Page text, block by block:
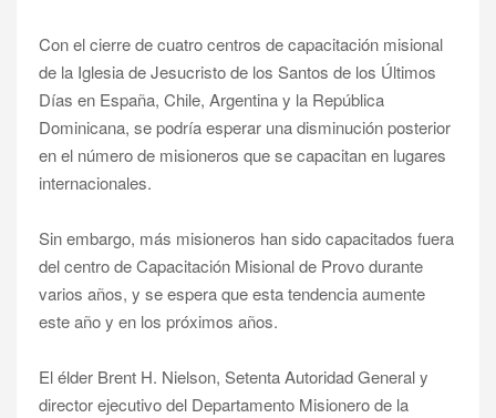
Con el cierre de cuatro centros de capacitación misional
de la Iglesia de Jesucristo de los Santos de los Últimos
Días en España, Chile, Argentina y la República
Dominicana, se podría esperar una disminución posterior
en el número de misioneros que se capacitan en lugares
internacionales.
Sin embargo, más misioneros han sido capacitados fuera
del centro de Capacitación Misional de Provo durante
varios años, y se espera que esta tendencia aumente
este año y en los próximos años.
El élder Brent H. Nielson, Setenta Autoridad General y
director ejecutivo del Departamento Misionero de la